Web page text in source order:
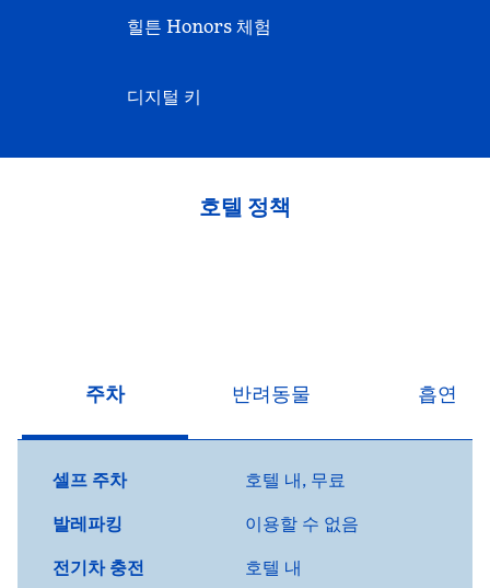
힐튼 Honors 체험
디지털 키
호텔 정책
주차 반려동물 흡연
셀프 주차 호텔 내, 무료
발레파킹
이용할 수 없음
전기차 충전
호텔 내